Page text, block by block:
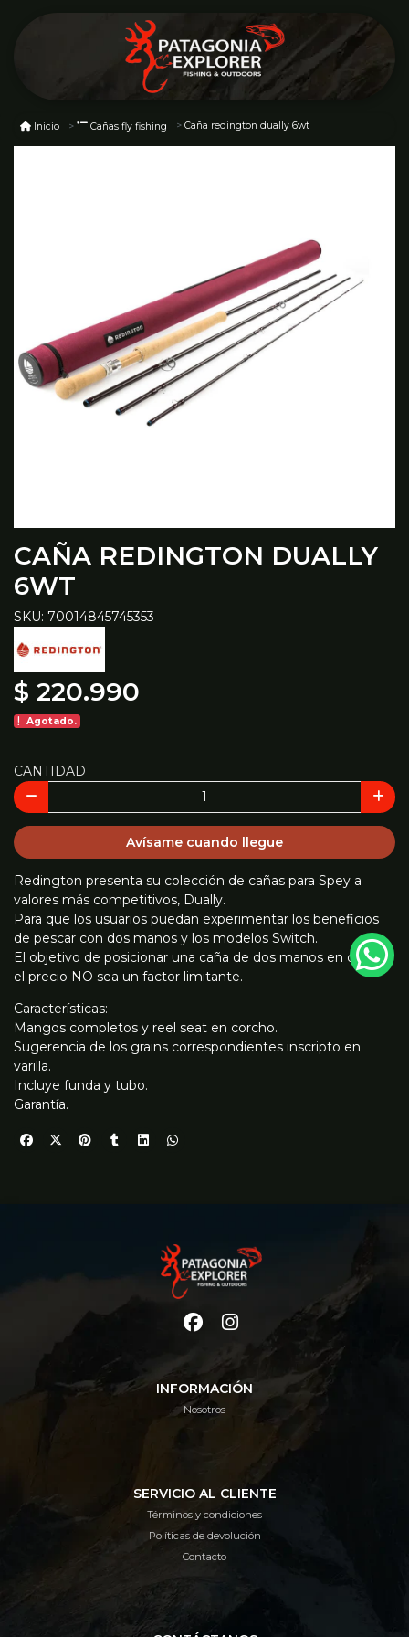
Inicio Cañas fly fishing Caña redington dually 6wt
CAÑA REDINGTON DUALLY
6WT
SKU: 70014845745353
$ 220.990
Agotado.
CANTIDAD
Avísame cuando llegue
Redington presenta su colección de cañas para Spey a
valores más competitivos, Dually.
Para que los usuarios puedan experimentar los beneficios
de pescar con dos manos y los modelos Switch.
El objetivo de posicionar una caña de dos manos en donde
el precio NO sea un factor limitante.
Características:
Mangos completos y reel seat en corcho.
Sugerencia de los grains correspondientes inscripto en
varilla.
Incluye funda y tubo.
Garantía.
INFORMACIÓN
Nosotros
SERVICIO AL CLIENTE
Términos y condiciones
Políticas de devolución
Contacto